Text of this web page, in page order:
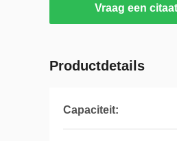
Vraag een
Productdetails
Capaciteit: